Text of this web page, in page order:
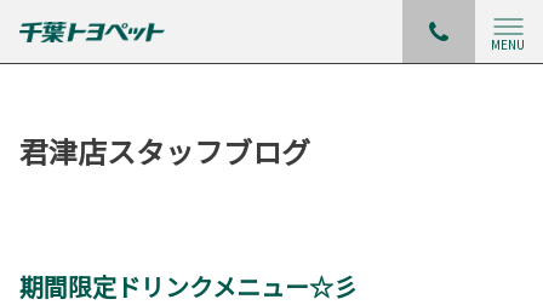
MENU
君津店スタッフブログ
期間限定ドリンクメニュー☆彡